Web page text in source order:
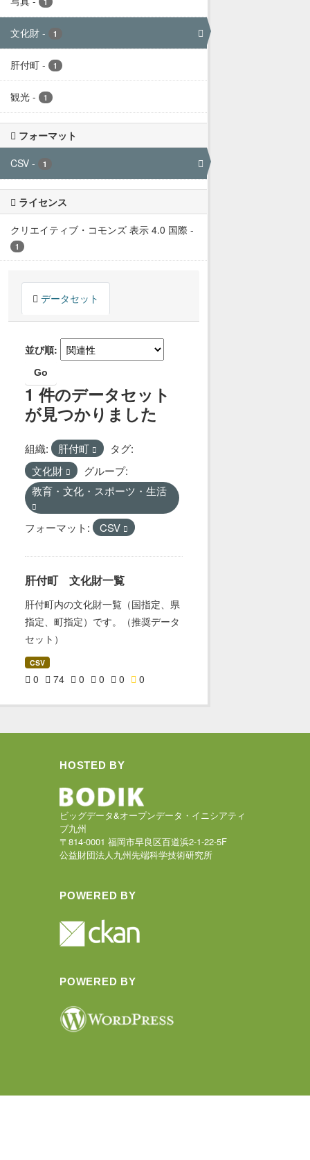
文化財 - 1
肝付町 - 1
観光 - 1
フォーマット
CSV - 1
ライセンス
クリエイティブ・コモンズ 表示 4.0 国際 -
1
データセット
並び順
Go
1 件のデータセット
が見つかりました
組織: 肝付町
タグ:
文化財
グループ:
教育・文化・スポーツ・生活
フォーマット: CSV
肝付町 文化財一覧
肝付町内の文化財一覧（国指定、県
指定、町指定）です。（推奨データ
セット）
CSV
0 74 0 0 0 0
HOSTED BY
ビッグデータ&オープンデータ・イニシアティ
ブ九州
〒814-0001 福岡市早良区百道浜2-1-22-5F
公益財団法人九州先端科学技術研究所
POWERED BY
POWERED BY